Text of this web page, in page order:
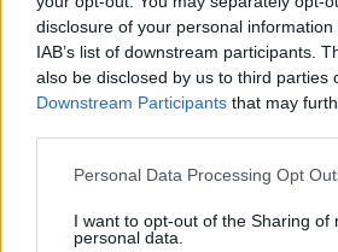
disclosure of your personal
IAB’s list of downstream participants.
also be disclosed by us to third parties
Downstream Participants that may
Personal Data Processing Opt
I want to opt-out of the Sharing of
personal data.
Trečiadienį portalas
inspektorių ataskaitos
elgesį, jo žmonos
ambasados resursais. Todėl